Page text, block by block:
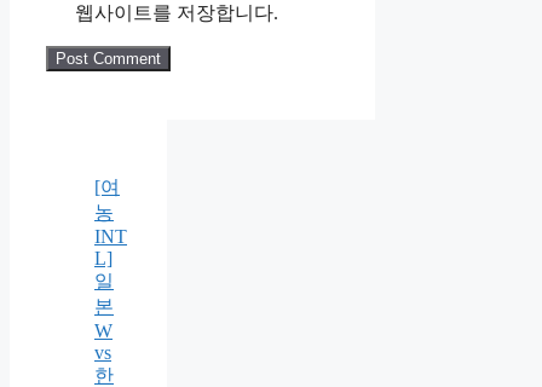
웹사이트를 저장합니다.
[여
농
INT
L]
일
본
W
vs
한